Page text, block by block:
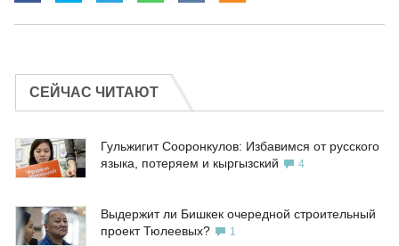
СЕЙЧАС ЧИТАЮТ
Гульжигит Сооронкулов: Избавимся от русского
языка, потеряем и кыргызский
4
Выдержит ли Бишкек очередной строительный
проект Тюлеевых?
1